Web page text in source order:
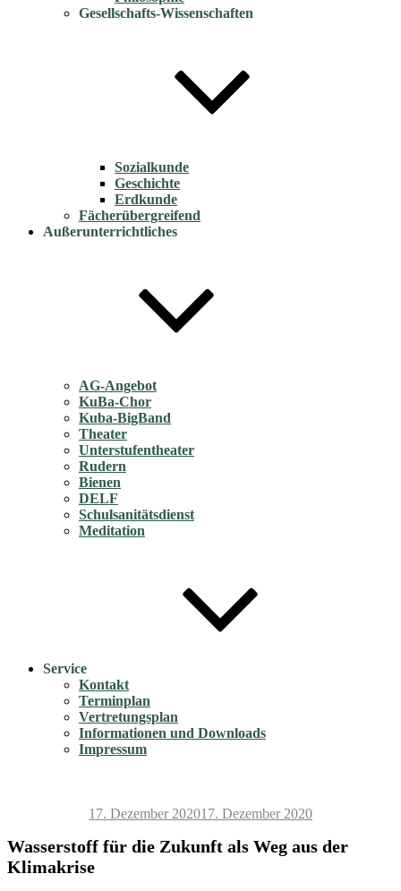
Gesellschafts-Wissenschaften
Sozialkunde
Geschichte
Erdkunde
Fächerübergreifend
Außerunterrichtliches
AG-Angebot
KuBa-Chor
Kuba-BigBand
Theater
Unterstufentheater
Rudern
Bienen
DELF
Schulsanitätsdienst
Meditation
Service
Kontakt
Terminplan
Vertretungsplan
Informationen und Downloads
Impressum
Veröffentlicht
17. Dezember 202017. Dezember 2020
Wasserstoff für die Zukunft als Weg aus der
Klimakrise